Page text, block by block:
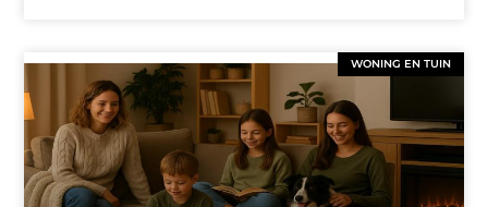
WONING EN TUIN